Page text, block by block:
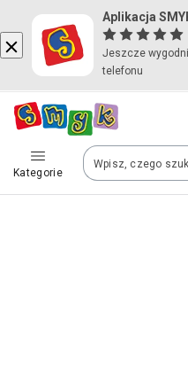
Aplikacja
Jeszcze
telefonu
Kategorie
Kraj
Polska (Poland)
Twoje zamówienia